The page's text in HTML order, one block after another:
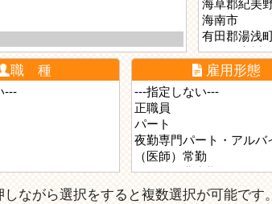
職 種 雇用形態
ながら選択をすると複数選択が可能です。